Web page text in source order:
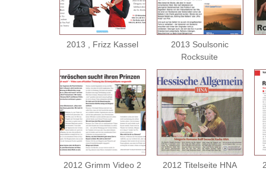
2013 , Frizz Kassel
2013 Soulsonic
Rocksuite
2012 Grimm Video 2 2012 Titelseite HNA